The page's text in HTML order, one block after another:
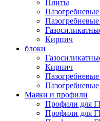
Плиты
Кирпич
блоки
Кирпич
Маяки и профили
Профили для
Профили для